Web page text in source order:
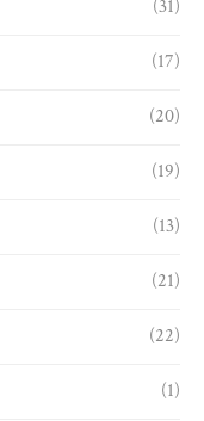
(31)
(17)
(20)
(19)
(13)
(21)
(22)
(1)